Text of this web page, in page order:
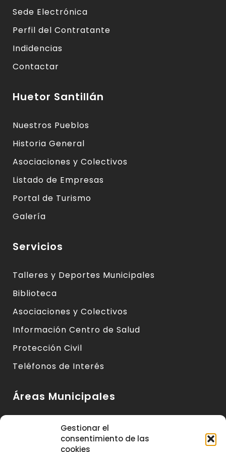
Gestionar el
consentimiento de las
cookies
Sede Electrónica
Perfil del Contratante
Indidencias
Contactar
Huetor Santillán
Nuestros Pueblos
Historia General
Asociaciones y Colectivos
Listado de Empresas
Portal de Turismo
Galería
Servicios
Talleres y Deportes Municipales
Biblioteca
Asociaciones y Colectivos
Información Centro de Salud
Protección Civil
Teléfonos de Interés
Áreas Municipales
Urbanismo y Vivienda
Medio Ambiente y Sanidad